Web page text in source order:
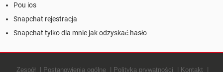
Pou ios
Snapchat rejestracja
Snapchat tylko dla mnie jak odzyskać hasło
Zespół Postanowienia ogólne Polityką prywatności Kontakt